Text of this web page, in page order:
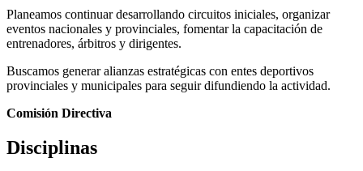
Planeamos continuar desarrollando circuitos iniciales, organizar
eventos nacionales y provinciales, fomentar la capacitación de
entrenadores, árbitros y dirigentes.
Buscamos generar alianzas estratégicas con entes deportivos
provinciales y municipales para seguir difundiendo la actividad.
Comisión Directiva
Disciplinas